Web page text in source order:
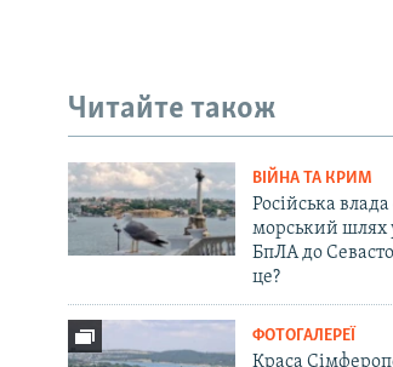
Читайте також
ВІЙНА ТА КРИМ
Російська
морський шлях
БпЛА до
це?
ФОТОГАЛЕРЕЇ
Краса